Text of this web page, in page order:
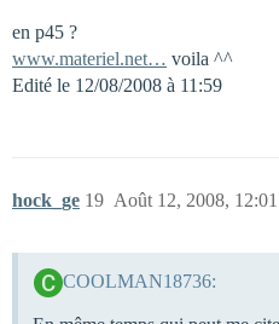
en p45 ?
www.materiel.net… voila ^^
Edité le 12/08/2008 à 11:59
hock_ge Août 12, 2008, 12:01
19
COOLMAN18736: